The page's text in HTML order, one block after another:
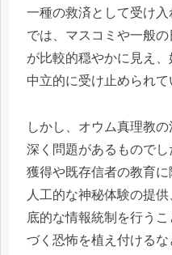
一種の救済として受け
では、マスコミや一般
が比較的穏やかに見え
中立的に受け止められて
しかし、オウム真理教
深く問題があるもので
獲得や既存信者の教育
人工的な神秘体験の提
底的な情報統制を行う
づく恐怖を植え付ける